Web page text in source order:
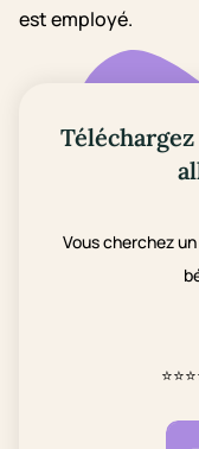
est employé.
Vous cherchez